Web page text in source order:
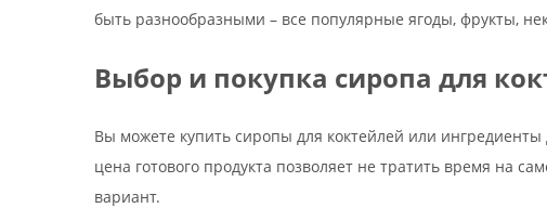
быть разнообразными – все популярные ягоды, фрукты,
Выбор и покупка сиропа для
Вы можете купить сиропы для коктейлей или ингредиенты
цена готового продукта позволяет не тратить время на
вариант.